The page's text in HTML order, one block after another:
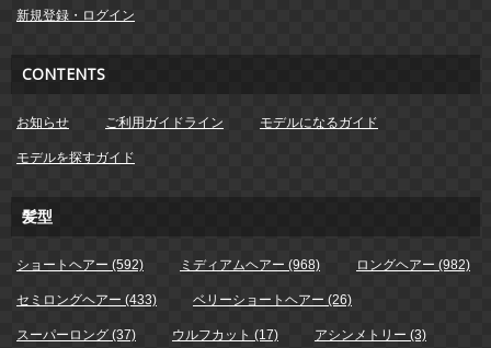
新規登録・ログイン
CONTENTS
お知らせ ご利用ガイドライン モデルになるガイド
モデルを探すガイド
髪型
ショートヘアー (592) ミディアムヘアー (968) ロングヘアー (982)
セミロングヘアー (433) ベリーショートヘアー (26)
スーパーロング (37) ウルフカット (17) アシンメトリー (3)